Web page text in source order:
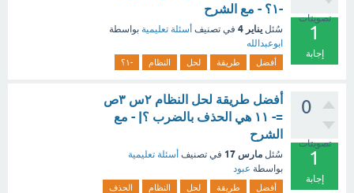
تصويتات
1
إجابة
-١؟ - مع الشرح
سُئل يناير 4 في تصنيف أسئلة تعليمية بواسطة
ابوعبدالله
أفضل طريقة لحل النظام -١؟
0
تصويتات
1
إجابة
أفضل طريقة لحل النظام ٢س ٣ص
=- ١١ هي الحذف بالضرب ؟| - مع
الشرح
سُئل مارس 17 في تصنيف أسئلة تعليمية
بواسطة عبود
أفضل طريقة لحل النظام
الحذف